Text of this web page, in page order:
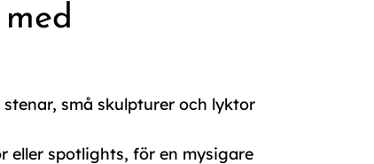
små skulpturer och lyktor
eller spotlights, för en mysigare